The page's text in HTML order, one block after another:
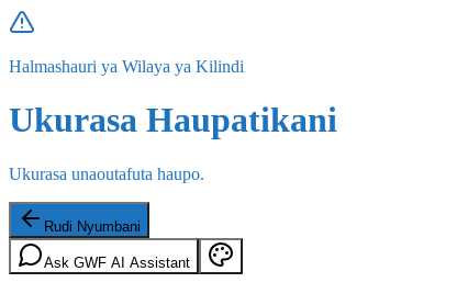
Halmashauri ya Wilaya ya Kilindi
Ukurasa Haupatikani
Ukurasa unaoutafuta haupo.
Rudi Nyumbani
Ask GWF AI Assistant